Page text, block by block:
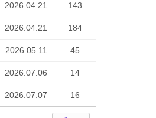
2026.04.21 143
2026.04.21 184
2026.05.11 45
2026.07.06 14
2026.07.07 16